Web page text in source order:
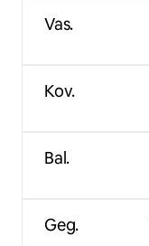
Vas.
Kov.
Bal.
Geg.